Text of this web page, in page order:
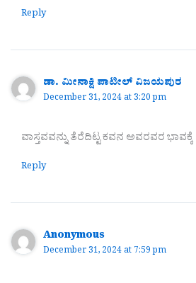
Reply
ಡಾ. ಮೀನಾಕ್ಷಿ ಪಾಟೀಲ್ ವಿಜಯಪುರ
December 31, 2024 at 3:20 pm
ವಾಸ್ತವವನ್ನು ತೆರೆದಿಟ್ಟ ಕವನ ಅವರವರ ಭಾವಕ್ಕೆ
Reply
Anonymous
December 31, 2024 at 7:59 pm